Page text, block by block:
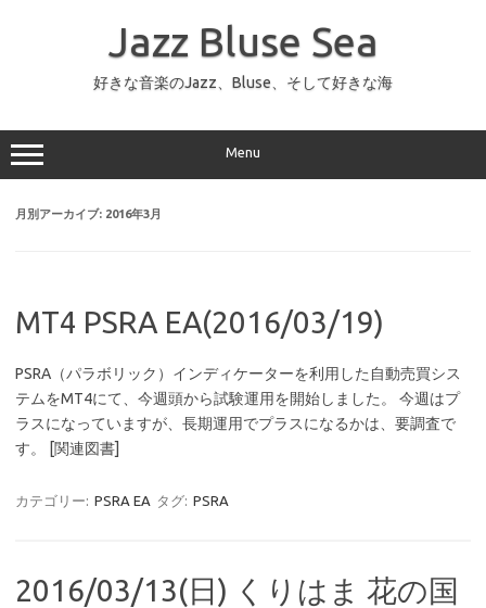
ッ
プ
Jazz Bluse Sea
好きな音楽のJazz、Bluse、そして好きな海
Menu
月別アーカイブ: 2016年3月
MT4 PSRA EA(2016/03/19)
PSRA（パラボリック）インディケーターを利用した自動売買シス
テムをMT4にて、今週頭から試験運用を開始しました。 今週はプ
ラスになっていますが、長期運用でプラスになるかは、要調査で
す。 [関連図書]
カテゴリー: PSRA EA タグ: PSRA
2016/03/13(日) くりはま 花の国